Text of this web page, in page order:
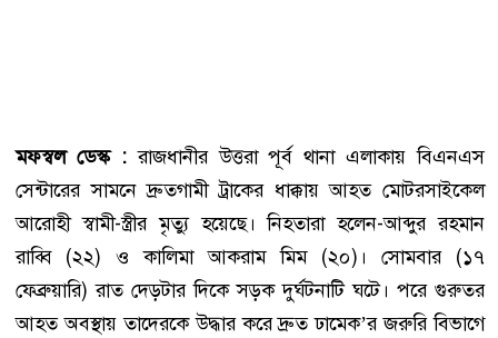
মফস্বল ডেস্ক :রাজধানীর উত্তরা পূর্ব থানা এলাকায় বিএনএস
সেন্টারের সামনে দ্রুতগামী ট্রাকের ধাক্কায় আহত মোটরসাইকেল
আরোহী স্বামী-স্ত্রীর মৃত্যু হয়েছে। নিহতারা হলেন-আব্দুর রহমান
রাব্বি (২২) ও কালিমা আকরাম মিম (২০)। সোমবার (১৭
ফেব্রুয়ারি) রাত দেড়টার দিকে সড়ক দুর্ঘটনাটি ঘটে। পরে গুরুতর
আহত অবস্থায় তাদেরকে উদ্ধার করে দ্রুত ঢামেক’র জরুরি বিভাগে